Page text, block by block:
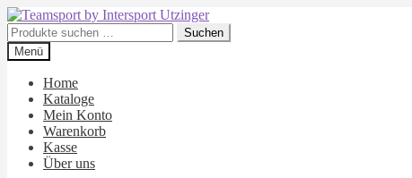
Zur
Navigation
springen
Zum
Inhalt
springen
Suchen
nach:
Suchen
Menü
Home
Kataloge
Mein Konto
Warenkorb
Kasse
Über uns